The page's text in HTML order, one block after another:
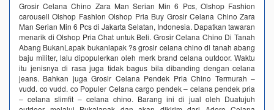
Grosir Celana Chino Zara Man Serian Min 6 Pcs, Olshop Fashion
carousell Olshop Fashion Olshop Pria Buy Grosir Celana Chino Zara
Man Serian Min 6 Pcs di Jakarta Selatan, Indonesia. Dapatkan tawaran
menarik di Olshop Pria Chat untuk Beli. Grosir Celana Chino Di Tanah
Abang BukanLapak bukanlapak ?s grosir celana chino di tanah abang
baju militer, lalu dipopulerkan oleh merk brand celana outdoor. Waktu
itu jenisnya di rasa juga tidak bagus bila dibanding dengan celana
jeans. Bahkan juga Grosir Celana Pendek Pria Chino Termurah –
vudd. co vudd. co Populer Celana cargo pendek – celana pendek pria
– celana slimfit – celana chino. Barang ini di jual oleh Duatujuh